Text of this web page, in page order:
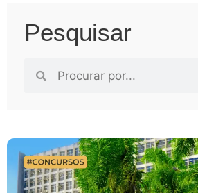
Pesquisar